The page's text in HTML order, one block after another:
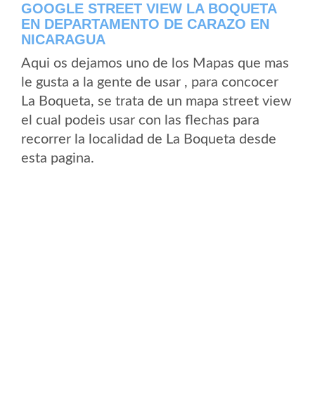
GOOGLE STREET VIEW LA BOQUETA
EN DEPARTAMENTO DE CARAZO EN
NICARAGUA
Aqui os dejamos uno de los Mapas que mas
le gusta a la gente de usar , para concocer
La Boqueta, se trata de un mapa street view
el cual podeis usar con las flechas para
recorrer la localidad de La Boqueta desde
esta pagina.